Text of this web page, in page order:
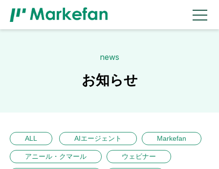
news
お知らせ
ALL AIエージェント Markefan
アニール・クマール ウェビナー